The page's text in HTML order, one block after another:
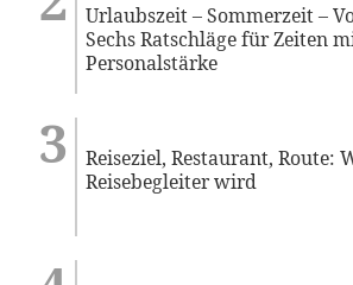
Urlaubszeit – Sommerzeit –
Sechs Ratschläge für Zeiten
Personalstärke
Reiseziel, Restaurant, Route:
Reisebegleiter wird